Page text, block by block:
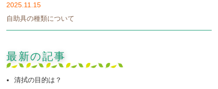
2025.11.15
自助具の種類について
最新の記事
清拭の目的は？